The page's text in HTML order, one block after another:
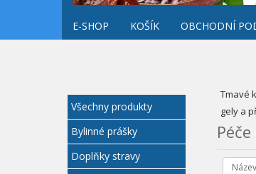
E-SHOP KOŠÍK OBCHODNÍ
Všechny produkty
Bylinné prášky
Doplňky stravy
Tmavé
gely a